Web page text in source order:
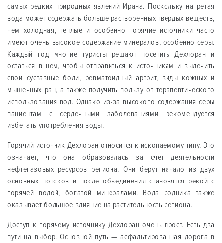
самых редких природных явлений Ирана. Поскольку нагретая
вода может содержать больше растворенных твердых веществ,
чем холодная, теплые и особенно горячие источники часто
имеют очень высокое содержание минералов, особенно серы.
Каждый год многие туристы решают посетить Дехлоран и
остаться в нем, чтобы отправиться к источникам и вылечить
свои суставные боли, ревматоидный артрит, виды кожных и
мышечных ран, а также получить пользу от терапевтического
использования вод. Однако из-за высокого содержания серы
пациентам с сердечными заболеваниями рекомендуется
избегать употребления воды.
Горячий источник Дехлоран относится к ископаемому типу. Это
означает, что она образовалась за счет деятельности
нефтегазовых ресурсов региона. Они берут начало из двух
основных потоков и после объединения становятся рекой с
горячей водой, богатой минералами. Вода родника также
оказывает большое влияние на растительность региона.
Доступ к горячему источнику Дехлоран очень прост. Есть два
пути на выбор. Основной путь — асфальтированная дорога в